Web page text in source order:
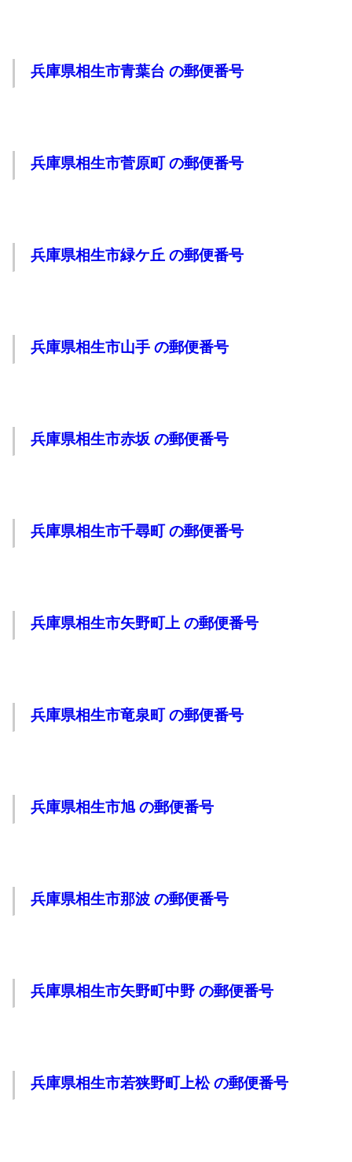
兵庫県相生市青葉台 の郵便番号
兵庫県相生市菅原町 の郵便番号
兵庫県相生市緑ケ丘 の郵便番号
兵庫県相生市山手 の郵便番号
兵庫県相生市赤坂 の郵便番号
兵庫県相生市千尋町 の郵便番号
兵庫県相生市矢野町上 の郵便番号
兵庫県相生市竜泉町 の郵便番号
兵庫県相生市旭 の郵便番号
兵庫県相生市那波 の郵便番号
兵庫県相生市矢野町中野 の郵便番号
兵庫県相生市若狭野町上松 の郵便番号